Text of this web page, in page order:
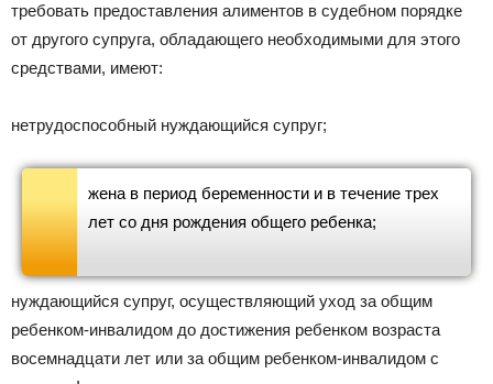
требовать предоставления алиментов в судебном порядке
от другого супруга, обладающего необходимыми для этого
средствами, имеют:
нетрудоспособный нуждающийся супруг;
жена в период беременности и в течение трех
лет со дня рождения общего ребенка;
нуждающийся супруг, осуществляющий уход за общим
ребенком-инвалидом до достижения ребенком возраста
восемнадцати лет или за общим ребенком-инвалидом с